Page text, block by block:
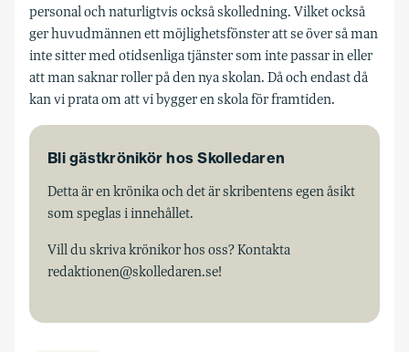
personal och naturligtvis också skolledning. Vilket också
ger huvudmännen ett möjlighetsfönster att se över så man
inte sitter med otidsenliga tjänster som inte passar in eller
att man saknar roller på den nya skolan. Då och endast då
kan vi prata om att vi bygger en skola för framtiden.
Bli gästkrönikör hos Skolledaren
Detta är en krönika och det är skribentens egen åsikt
som speglas i innehållet.
Vill du skriva krönikor hos oss? Kontakta
redaktionen@skolledaren.se!